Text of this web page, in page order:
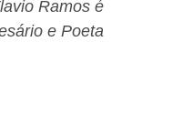
Ramos é
e Poeta